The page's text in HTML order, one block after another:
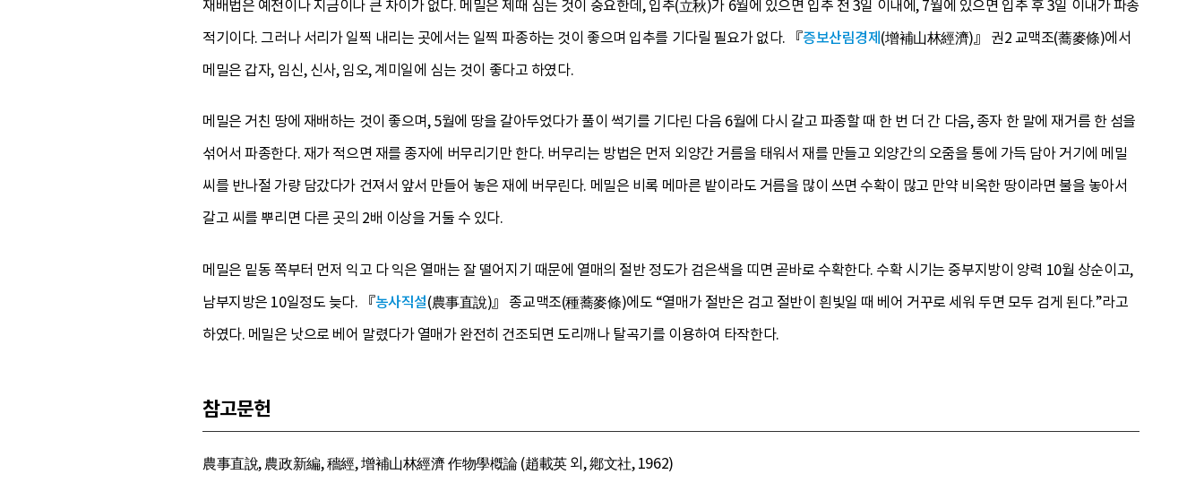
재배법은 예전이나 지금이나 큰 차이가 없다. 메밀은 제때 심는 것이 중요한데, 입추(立秋)가 6월에 있으면 입추 전 3일 이내에, 7월에 있으면 입추 후 3일 이내가 파종
적기이다. 그러나 서리가 일찍 내리는 곳에서는 일찍 파종하는 것이 좋으며 입추를 기다릴 필요가 없다. 『증보산림경제(增補山林經濟)』 권2 교맥조(蕎麥條)에서
메밀은 갑자, 임신, 신사, 임오, 계미일에 심는 것이 좋다고 하였다.
메밀은 거친 땅에 재배하는 것이 좋으며, 5월에 땅을 갈아두었다가 풀이 썩기를 기다린 다음 6월에 다시 갈고 파종할 때 한 번 더 간 다음, 종자 한 말에 재거름 한 섬을
섞어서 파종한다. 재가 적으면 재를 종자에 버무리기만 한다. 버무리는 방법은 먼저 외양간 거름을 태워서 재를 만들고 외양간의 오줌을 통에 가득 담아 거기에 메밀
씨를 반나절 가량 담갔다가 건져서 앞서 만들어 놓은 재에 버무린다. 메밀은 비록 메마른 밭이라도 거름을 많이 쓰면 수확이 많고 만약 비옥한 땅이라면 불을 놓아서
갈고 씨를 뿌리면 다른 곳의 2배 이상을 거둘 수 있다.
메밀은 밑동 쪽부터 먼저 익고 다 익은 열매는 잘 떨어지기 때문에 열매의 절반 정도가 검은색을 띠면 곧바로 수확한다. 수확 시기는 중부지방이 양력 10월 상순이고,
남부지방은 10일정도 늦다. 『농사직설(農事直說)』 종교맥조(種蕎麥條)에도 “열매가 절반은 검고 절반이 흰빛일 때 베어 거꾸로 세워 두면 모두 검게 된다.”라고
하였다. 메밀은 낫으로 베어 말렸다가 열매가 완전히 건조되면 도리깨나 탈곡기를 이용하여 타작한다.
참고문헌
農事直說, 農政新編, 穡經, 增補山林經濟 作物學槪論 (趙載英 외, 鄕文社, 1962)